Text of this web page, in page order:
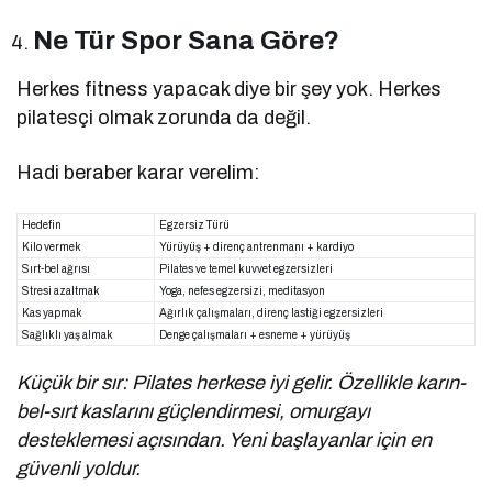
Ne Tür Spor Sana Göre?
Herkes fitness yapacak diye bir şey yok. Herkes
pilatesçi olmak zorunda da değil.
Hadi beraber karar verelim:
Hedefin
Egzersiz Türü
Kilo vermek
Yürüyüş + direnç antrenmanı + kardiyo
Sırt-bel ağrısı
Pilates ve temel kuvvet egzersizleri
Stresi azaltmak
Yoga, nefes egzersizi, meditasyon
Kas yapmak
Ağırlık çalışmaları, direnç lastiği egzersizleri
Sağlıklı yaş almak
Denge çalışmaları + esneme + yürüyüş
Küçük bir sır: Pilates herkese iyi gelir. Özellikle karın-
bel-sırt kaslarını güçlendirmesi, omurgayı
desteklemesi açısından. Yeni başlayanlar için en
güvenli yoldur.